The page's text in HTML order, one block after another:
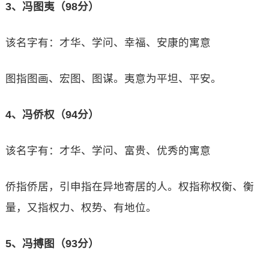
3、冯图夷（98分）
该名字有：才华、学问、幸福、安康的寓意
图指图画、宏图、图谋。夷意为平坦、平安。
4、冯侨权（94分）
该名字有：才华、学问、富贵、优秀的寓意
侨指侨居，引申指在异地寄居的人。权指称权衡、衡
量，又指权力、权势、有地位。
5、冯搏图（93分）